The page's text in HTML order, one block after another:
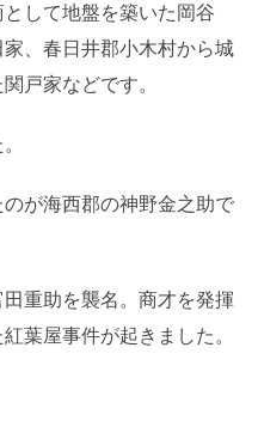
して地盤を築いた岡谷
、春日井郡小木村から城
戸家などです。
が海西郡の神野金之助で
重助を襲名。商才を発揮
葉屋事件が起きました。